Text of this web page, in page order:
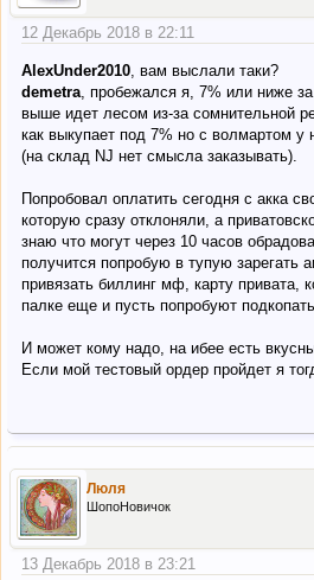
12 Декабрь 2018 в 22:11
AlexUnder2010, вам выслали таки?
demetra, пробежался я, 7% или ниже
выше идет лесом из-за сомнительной
как выкупает под 7% но с волмартом у
(на склад NJ нет смысла заказывать).
Попробовал оплатить сегодня с акка
которую сразу отклоняли, а
знаю что могут через 10 часов
получится попробую в тупую зарегать
привязать биллинг мф, карту привата,
палке еще и пусть попробуют
И может кому надо, на ибее есть
Если мой тестовый ордер пройдет я
Люля
ШопоНовичок
13 Декабрь 2018 в 23:21